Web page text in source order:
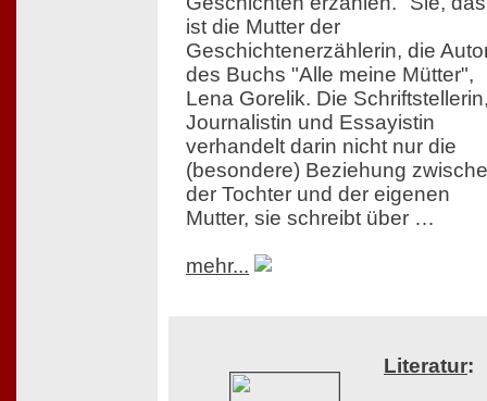
ist die Mutter der
Geschichtenerzählerin, die
des Buchs "Alle meine Mütter",
Lena Gorelik. Die
Journalistin und Essayistin
verhandelt darin nicht nur die
(besondere) Beziehung
der Tochter und der eigenen
Mutter, sie schreibt über …
mehr...
Literatur: